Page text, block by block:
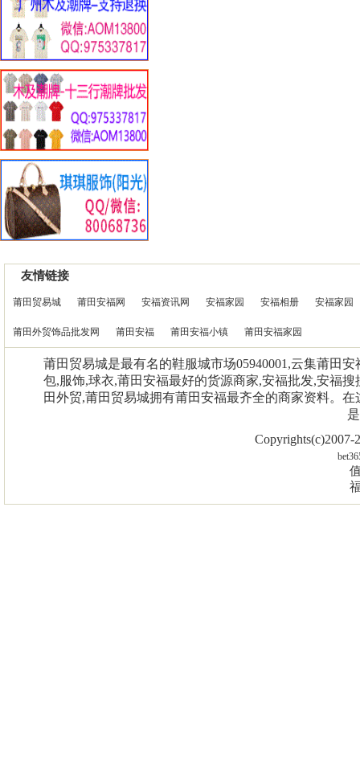
友情链接
莆田贸易城 莆田安福网 安福资讯网 安福家园 安福相册 安福家园
莆田外贸饰品批发网 莆田安福 莆田安福小镇 莆田安福家园
莆田贸易城是最有名的鞋服城市场05940001,云集莆田
包,服饰,球衣,莆田安福最好的货源商家,安福批发,安福
田外贸,莆田贸易城拥有莆田安福最齐全的商家资料。